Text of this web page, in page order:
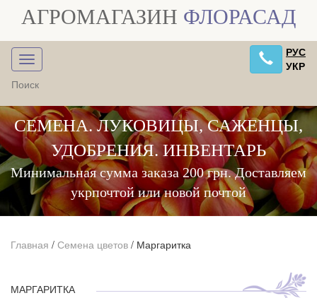
АГРОМАГАЗИН ФЛОРАСАД
РУС
УКР
СЕМЕНА. ЛУКОВИЦЫ, САЖЕНЦЫ,
УДОБРЕНИЯ. ИНВЕНТАРЬ
Минимальная сумма заказа 200 грн. Доставляем
укрпочтой или новой почтой
Главная / Семена цветов / Маргаритка
МАРГАРИТКА